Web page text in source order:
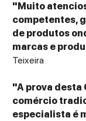
Charging Time:2
(case)
Quick Charge:15
Water Resistance:
resistant)
Voice Assistant
Assistant
"Muito
competentes,
de produtos
marcas e
Teixeira
"A prova desta
comércio
especialista é